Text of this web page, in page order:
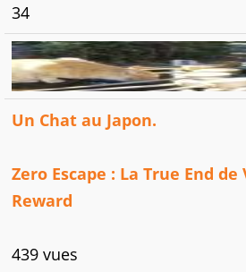
34
Un Chat au Japon.
Zero Escape : La True End
Reward
439 vues